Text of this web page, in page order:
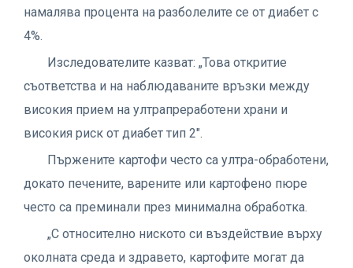
намалява процента на разболелите се от диабет с
4%.
Изследователите казват: „Това откритие
съответства и на наблюдаваните връзки между
високия прием на ултрапреработени храни и
високия риск от диабет тип 2".
Пържените картофи често са ултра-обработени,
докато печените, варените или картофено пюре
често са преминали през минимална обработка.
„С относително ниското си въздействие върху
околната среда и здравето, картофите могат да